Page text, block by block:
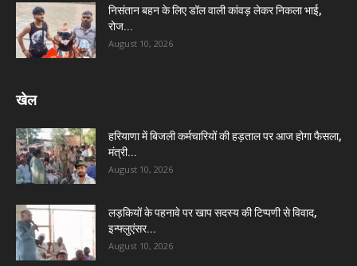
निसंतान बहन के लिए डॉल वाली कांवड़ लेकर निकला भाई,
रोज...
August 10, 2026
खेल
हरियाणा में बिजली कर्मचारियों की हड़ताल पर आज होगा फैसला,
मंत्री...
August 10, 2026
लड़कियों के पहनावे पर खाप सदस्य की टिप्पणी से विवाद,
इन्फ्लुएंसर...
August 10, 2026